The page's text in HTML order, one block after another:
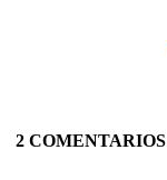
2 COMENTARIOS